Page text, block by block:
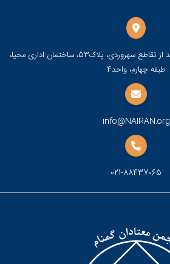
تهران، خیابان شهید مطهری، بعد از تقاطع سهروردی، پلاک53، ساختمان اداری محیا،
طبقه چهارم، واحد4
info@NAIRAN.org
021-88437065